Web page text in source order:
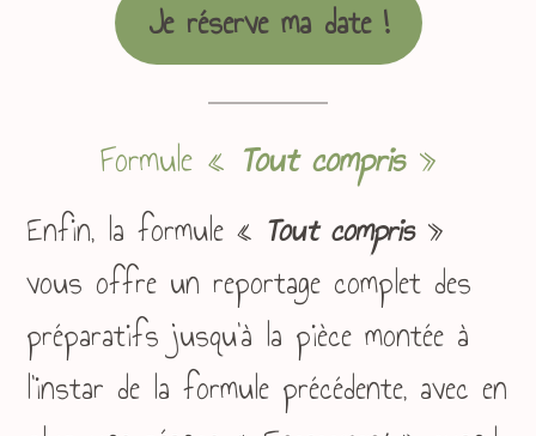
Je réserve ma date !
Formule « Tout compris »
Enfin, la formule « Tout compris»
vous offre un reportage complet des
préparatifs jusqu’à la pièce montée à
l’instar de la formule précédente, avec en